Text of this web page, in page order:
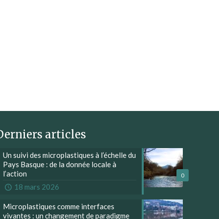
articles
0
Un suivi des microplastiques à l’échelle du
Pays Basque : de la donnée locale à
l’action
18 mars 2026
Microplastiques comme interfaces
vivantes : un changement de paradigme